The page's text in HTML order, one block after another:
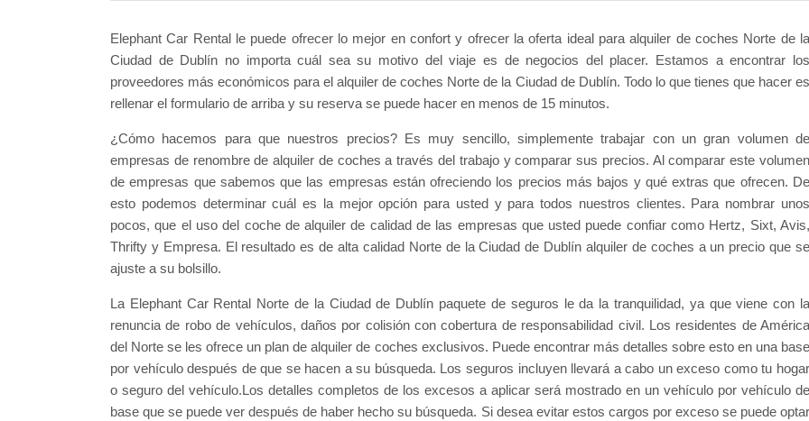
Elephant Car Rental le puede ofrecer lo mejor en confort y ofrecer la oferta ideal para alquiler de coches Norte de la
Ciudad de Dublín no importa cuál sea su motivo del viaje es de negocios del placer. Estamos a encontrar los
proveedores más económicos para el alquiler de coches Norte de la Ciudad de Dublín. Todo lo que tienes que hacer es
rellenar el formulario de arriba y su reserva se puede hacer en menos de 15 minutos.
¿Cómo hacemos para que nuestros precios? Es muy sencillo, simplemente trabajar con un gran volumen de
empresas de renombre de alquiler de coches a través del trabajo y comparar sus precios. Al comparar este volumen
de empresas que sabemos que las empresas están ofreciendo los precios más bajos y qué extras que ofrecen. De
esto podemos determinar cuál es la mejor opción para usted y para todos nuestros clientes. Para nombrar unos
pocos, que el uso del coche de alquiler de calidad de las empresas que usted puede confiar como Hertz, Sixt, Avis,
Thrifty y Empresa. El resultado es de alta calidad Norte de la Ciudad de Dublín alquiler de coches a un precio que se
ajuste a su bolsillo.
La Elephant Car Rental Norte de la Ciudad de Dublín paquete de seguros le da la tranquilidad, ya que viene con la
renuncia de robo de vehículos, daños por colisión con cobertura de responsabilidad civil. Los residentes de América
del Norte se les ofrece un plan de alquiler de coches exclusivos. Puede encontrar más detalles sobre esto en una base
por vehículo después de que se hacen a su búsqueda. Los seguros incluyen llevará a cabo un exceso como tu hogar
o seguro del vehículo.Los detalles completos de los excesos a aplicar será mostrado en un vehículo por vehículo de
base que se puede ver después de haber hecho su búsqueda. Si desea evitar estos cargos por exceso se puede optar